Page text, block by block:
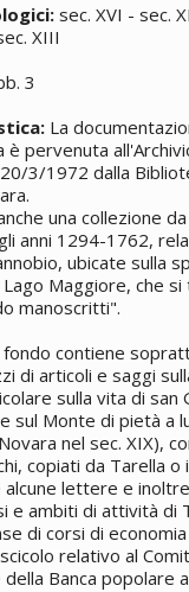
sec. XVI - sec.
XIII
3
La
è pervenuta
3/1972 dalla
una collezione
anni 1294-1762,
ubicate sulla
Maggiore, che
manoscritti".
contiene
di articoli e saggi
sulla vita di san
sul Monte di pietà a
nel sec. XIX),
copiati da Tarella o
alcune lettere e
e ambiti di attività di
di corsi di
relativo al
Banca popolare